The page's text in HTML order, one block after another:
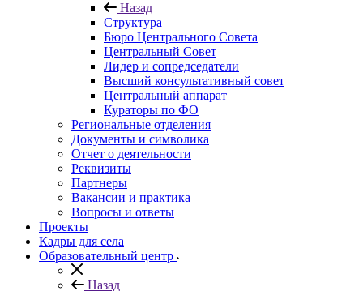
Назад
Структура
Бюро Центрального Совета
Центральный Совет
Лидер и сопредседатели
Высший консультативный совет
Центральный аппарат
Кураторы по ФО
Региональные отделения
Документы и символика
Отчет о деятельности
Реквизиты
Партнеры
Вакансии и практика
Вопросы и ответы
Проекты
Кадры для села
Образовательный центр
Назад